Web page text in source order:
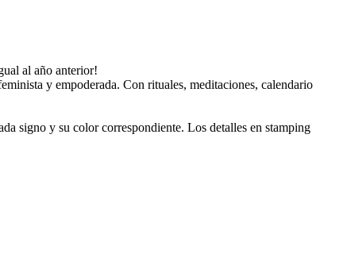
al año anterior!
y empoderada. Con rituales, meditaciones, calendario
signo y su color correspondiente. Los detalles en stamping